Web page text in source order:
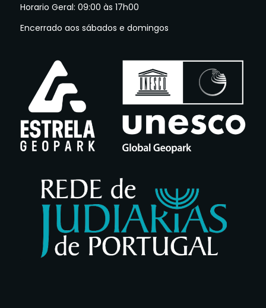
Horario Geral: 09:00 às 17h00
Encerrado aos sábados e domingos